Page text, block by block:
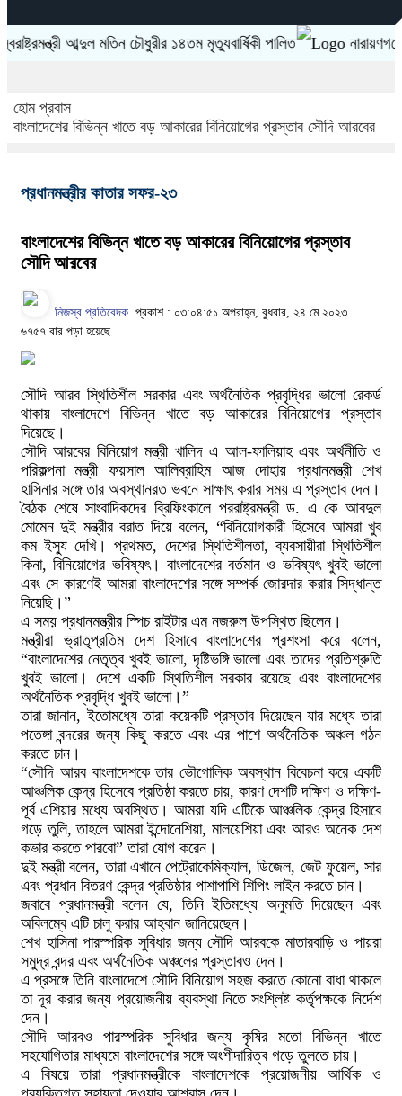
আব্দুল মতিন চৌধুরীর ১৪তম মৃত্যুবার্ষিকী পালিত নারায়ণগঞ্জে
হোম প্রবাস
বাংলাদেশের বিভিন্ন খাতে বড় আকারের বিনিয়োগের প্রস্তাব সৌদি আরবের
প্রধানমন্ত্রীর কাতার সফর-২৩
বাংলাদেশের বিভিন্ন খাতে বড় আকারের বিনিয়োগের প্রস্তাব
সৌদি আরবের
নিজস্ব প্রতিবেদক প্রকাশ : ০৩:০৪:৫১ অপরাহ্ন, বুধবার, ২৪ মে ২০২৩
৬৭৫৭ বার পড়া হয়েছে
সৌদি আরব স্থিতিশীল সরকার এবং অর্থনৈতিক প্রবৃদ্ধির ভালো রেকর্ড
থাকায় বাংলাদেশে বিভিন্ন খাতে বড় আকারের বিনিয়োগের প্রস্তাব
দিয়েছে।
সৌদি আরবের বিনিয়োগ মন্ত্রী খালিদ এ আল-ফালিয়াহ এবং অর্থনীতি ও
পরিকল্পনা মন্ত্রী ফয়সাল আলিব্রাহিম আজ দোহায় প্রধানমন্ত্রী শেখ
হাসিনার সঙ্গে তার অবস্থানরত ভবনে সাক্ষাৎ করার সময় এ প্রস্তাব দেন।
বৈঠক শেষে সাংবাদিকদের ব্রিফিংকালে পররাষ্ট্রমন্ত্রী ড. এ কে আবদুল
মোমেন দুই মন্ত্রীর বরাত দিয়ে বলেন, “বিনিয়োগকারী হিসেবে আমরা খুব
কম ইস্যু দেখি। প্রথমত, দেশের স্থিতিশীলতা, ব্যবসায়ীরা স্থিতিশীল
কিনা, বিনিয়োগের ভবিষ্যৎ। বাংলাদেশের বর্তমান ও ভবিষ্যৎ খুবই ভালো
এবং সে কারণেই আমরা বাংলাদেশের সঙ্গে সম্পর্ক জোরদার করার সিদ্ধান্ত
নিয়েছি।”
এ সময় প্রধানমন্ত্রীর স্পিচ রাইটার এম নজরুল উপস্থিত ছিলেন।
মন্ত্রীরা ভ্রাতৃপ্রতিম দেশ হিসাবে বাংলাদেশের প্রশংসা করে বলেন,
“বাংলাদেশের নেতৃত্ব খুবই ভালো, দৃষ্টিভঙ্গি ভালো এবং তাদের প্রতিশ্রুতি
খুবই ভালো। দেশে একটি স্থিতিশীল সরকার রয়েছে এবং বাংলাদেশের
অর্থনৈতিক প্রবৃদ্ধি খুবই ভালো।”
তারা জানান, ইতোমধ্যে তারা কয়েকটি প্রস্তাব দিয়েছেন যার মধ্যে তারা
পতেঙ্গা বন্দরের জন্য কিছু করতে এবং এর পাশে অর্থনৈতিক অঞ্চল গঠন
করতে চান।
“সৌদি আরব বাংলাদেশকে তার ভৌগোলিক অবস্থান বিবেচনা করে একটি
আঞ্চলিক কেন্দ্র হিসেবে প্রতিষ্ঠা করতে চায়, কারণ দেশটি দক্ষিণ ও দক্ষিণ-
পূর্ব এশিয়ার মধ্যে অবস্থিত। আমরা যদি এটিকে আঞ্চলিক কেন্দ্র হিসাবে
গড়ে তুলি, তাহলে আমরা ইন্দোনেশিয়া, মালয়েশিয়া এবং আরও অনেক দেশ
কভার করতে পারবো” তারা যোগ করেন।
দুই মন্ত্রী বলেন, তারা এখানে পেট্রোকেমিক্যাল, ডিজেল, জেট ফুয়েল, সার
এবং প্রধান বিতরণ কেন্দ্র প্রতিষ্ঠার পাশাপাশি শিপিং লাইন করতে চান।
জবাবে প্রধানমন্ত্রী বলেন যে, তিনি ইতিমধ্যে অনুমতি দিয়েছেন এবং
অবিলম্বে এটি চালু করার আহ্বান জানিয়েছেন।
শেখ হাসিনা পারস্পরিক সুবিধার জন্য সৌদি আরবকে মাতারবাড়ি ও পায়রা
সমুদ্র বন্দর এবং অর্থনৈতিক অঞ্চলের প্রস্তাবও দেন।
এ প্রসঙ্গে তিনি বাংলাদেশে সৌদি বিনিয়োগ সহজ করতে কোনো বাধা থাকলে
তা দূর করার জন্য প্রয়োজনীয় ব্যবস্থা নিতে সংশ্লিষ্ট কর্তৃপক্ষকে নির্দেশ
দেন।
সৌদি আরবও পারস্পরিক সুবিধার জন্য কৃষির মতো বিভিন্ন খাতে
সহযোগিতার মাধ্যমে বাংলাদেশের সঙ্গে অংশীদারিত্ব গড়ে তুলতে চায়।
এ বিষয়ে তারা প্রধানমন্ত্রীকে বাংলাদেশকে প্রয়োজনীয় আর্থিক ও